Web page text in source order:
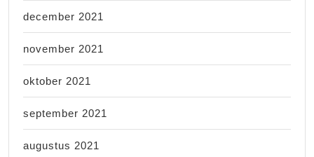
december 2021
november 2021
oktober 2021
september 2021
augustus 2021